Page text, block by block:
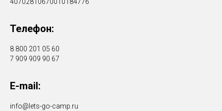
40702810670010184776
Телефон:
8 800 201 05 60
7 909 909 90 67
E-mail:
info@lets-go-camp.ru